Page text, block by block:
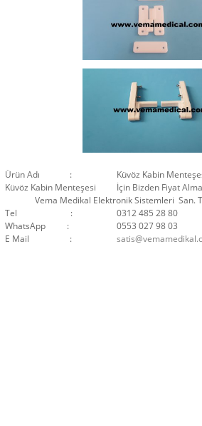
Ürün Adı :
Küvöz Kabin
Küvöz Kabin Menteşesi
İçin Bizden Fiyat
Vema Medikal Elektronik Sistemleri San.
Tel :
0312 485 28 80
WhatsApp :
0553 027 98 03
E Mail :